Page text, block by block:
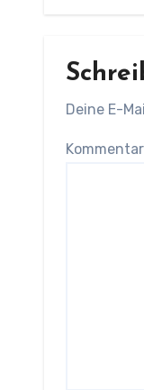
Deine E-
Kommentar